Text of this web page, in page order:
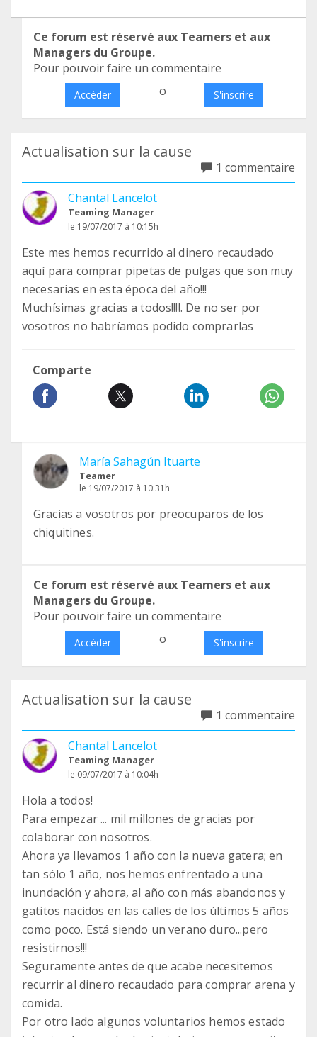
Ce forum est réservé aux Teamers et aux
Managers du Groupe.
Pour pouvoir faire un commentaire
Accéder o S'inscrire
Actualisation sur la cause
1 commentaire
Chantal Lancelot
Teaming Manager
le 19/07/2017 à 10:15h
Este mes hemos recurrido al dinero recaudado
aquí para comprar pipetas de pulgas que son muy
necesarias en esta época del año!!!
Muchísimas gracias a todos!!!!. De no ser por
vosotros no habríamos podido comprarlas
Comparte
María Sahagún Ituarte
Teamer
le 19/07/2017 à 10:31h
Gracias a vosotros por preocuparos de los
chiquitines.
Ce forum est réservé aux Teamers et aux
Managers du Groupe.
Pour pouvoir faire un commentaire
Accéder o S'inscrire
Actualisation sur la cause
1 commentaire
Chantal Lancelot
Teaming Manager
le 09/07/2017 à 10:04h
Hola a todos!
Para empezar ... mil millones de gracias por
colaborar con nosotros.
Ahora ya llevamos 1 año con la nueva gatera; en
tan sólo 1 año, nos hemos enfrentado a una
inundación y ahora, al año con más abandonos y
gatitos nacidos en las calles de los últimos 5 años
como poco. Está siendo un verano duro...pero
resistirnos!!!
Seguramente antes de que acabe necesitemos
recurrir al dinero recaudado para comprar arena y
comida.
Por otro lado algunos voluntarios hemos estado